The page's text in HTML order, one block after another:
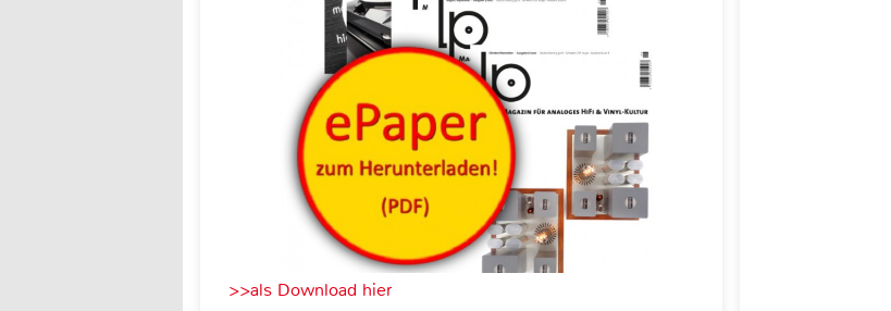
>>als Download hier